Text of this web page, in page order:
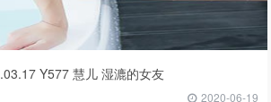
Y577 慧儿 湿漉的女友
2020-06-19